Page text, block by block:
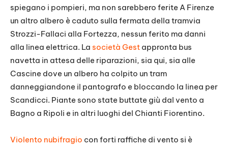
spiegano i pompieri, ma non sarebbero ferite A Firenze
un altro albero è caduto sulla fermata della tramvia
Strozzi-Fallaci alla Fortezza, nessun ferito ma danni
alla linea elettrica. La società Gest appronta bus
navetta in attesa delle riparazioni, sia qui, sia alle
Cascine dove un albero ha colpito un tram
danneggiandone il pantografo e bloccando la linea per
Scandicci. Piante sono state buttate giù dal vento a
Bagno a Ripoli e in altri luoghi del Chianti Fiorentino.
Violento nubifragio con forti raffiche di vento si è